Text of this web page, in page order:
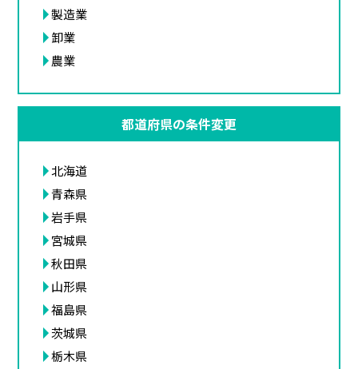
製造業
卸業
農業
都道府県の条件変更
北海道
青森県
岩手県
宮城県
秋田県
山形県
福島県
茨城県
栃木県